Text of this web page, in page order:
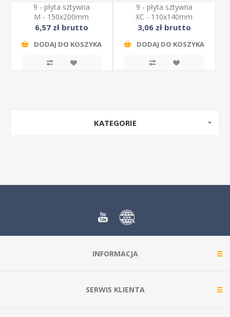
9 - płyta sztywna
M - 150x200mm
6,57 zł brutto
DODAJ DO KOSZYKA
9 - płyta sztywna
XC - 110x140mm
3,06 zł brutto
DODAJ DO KOSZYKA
KATEGORIE
INFORMACJA
SERWIS KLIENTA